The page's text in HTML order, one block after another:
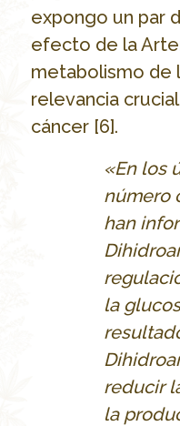
expongo un par
efecto de la
metabolismo de
relevancia
cáncer [6].
«En los
número
han
la
reducir
la